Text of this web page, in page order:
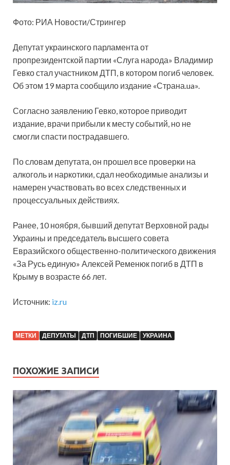
Фото: РИА Новости/Стрингер
Депутат украинского парламента от
пропрезидентской партии «Слуга народа» Владимир
Гевко стал участником ДТП, в котором погиб человек.
Об этом 19 марта сообщило издание «Страна.ua».
Согласно заявлению Гевко, которое приводит
издание, врачи прибыли к месту событий, но не
смогли спасти пострадавшего.
По словам депутата, он прошел все проверки на
алкоголь и наркотики, сдал необходимые анализы и
намерен участвовать во всех следственных и
процессуальных действиях.
Ранее, 10 ноября, бывший депутат Верховной рады
Украины и председатель высшего совета
Евразийского общественно-политического движения
«За Русь единую» Алексей Ременюк погиб в ДТП в
Крыму в возрасте 66 лет.
Источник: iz.ru
МЕТКИ ДЕПУТАТЫ ДТП ПОГИБШИЕ УКРАИНА
ПОХОЖИЕ ЗАПИСИ